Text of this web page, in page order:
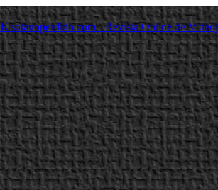
Elsotanoperdido.com - Revista Online de